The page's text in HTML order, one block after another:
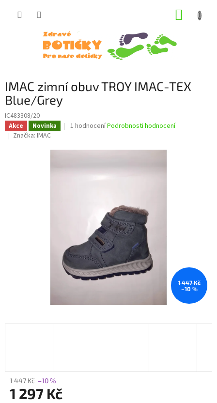
IMAC zimní obuv TROY IMAC-TEX
Blue/Grey
IC483308/20
Akce Novinka
Průměrné
je
1 hodnoceníPodrobnosti hodnocení
Značka: IMAC
1 447 Kč
–10 %
1 447 Kč –10 %
1 297 Kč